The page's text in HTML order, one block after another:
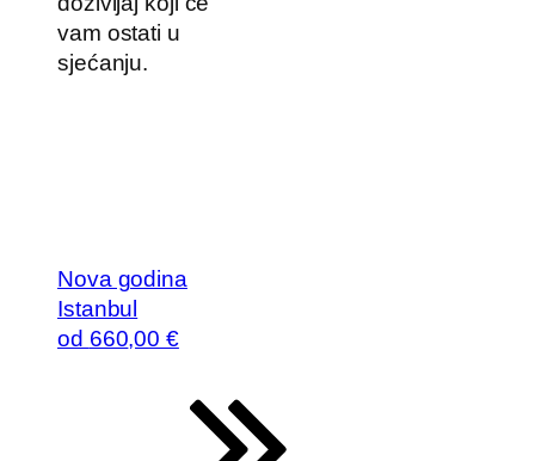
vam ostati u
sjećanju.
Nova godina
Istanbul
od 660,00 €